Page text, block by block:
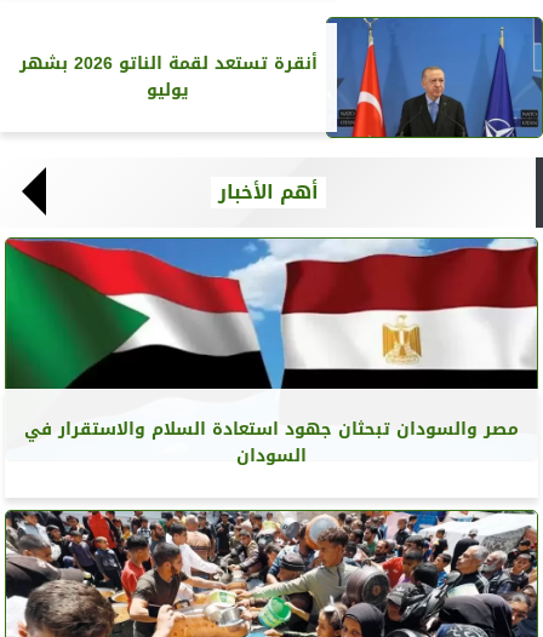
أنقرة تستعد لقمة الناتو 2026 بشهر
يوليو
أهم الأخبار
مصر والسودان تبحثان جهود استعادة السلام والاستقرار في
السودان